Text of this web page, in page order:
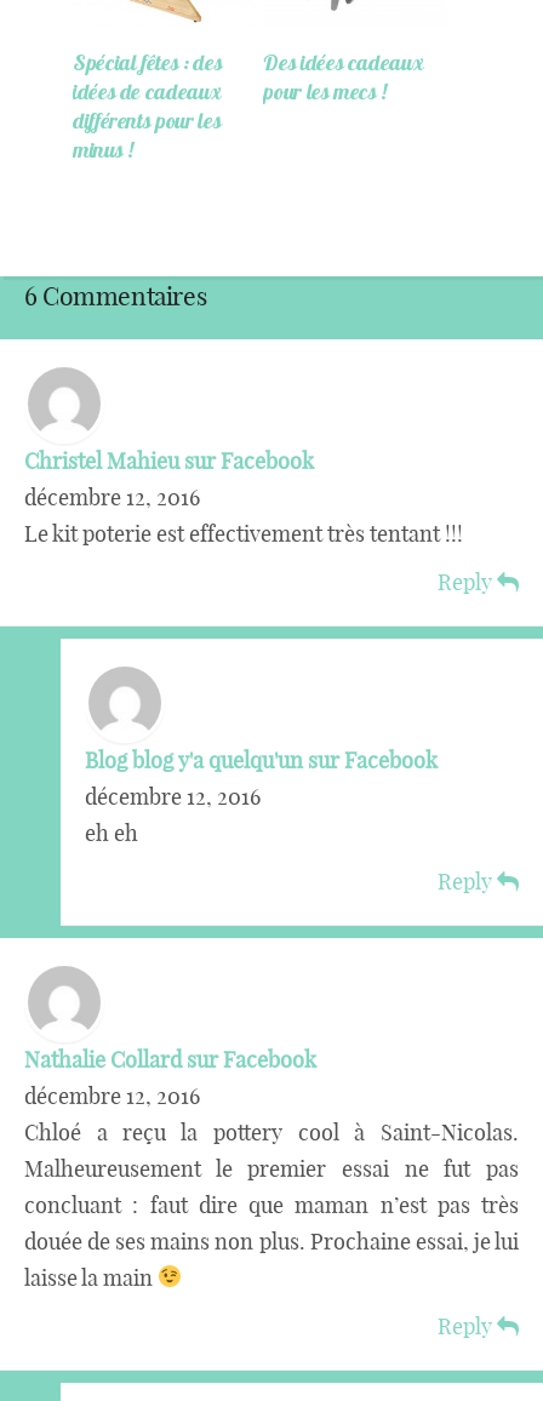
Spécial fêtes : des
idées de cadeaux
différents pour les
minus !
Des idées cadeaux
pour les mecs !
6 Commentaires
Christel Mahieu sur Facebook
décembre 12, 2016
Le kit poterie est effectivement très tentant !!!
Reply
Blog blog y'a quelqu'un sur Facebook
décembre 12, 2016
eh eh
Reply
Nathalie Collard sur Facebook
décembre 12, 2016
Chloé a reçu la pottery cool à Saint-Nicolas.
Malheureusement le premier essai ne fut pas
concluant : faut dire que maman n’est pas très
douée de ses mains non plus. Prochaine essai, je lui
laisse la main
Reply